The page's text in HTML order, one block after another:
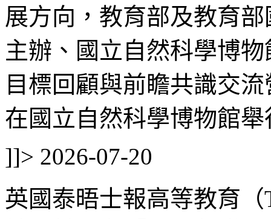
展方向，教育部及教育
主辦、國立自然科學博
目標回顧與前瞻共識交
在國立自然科學博物館舉
]]> 2026-07-20
英國泰晤士報高等教育（